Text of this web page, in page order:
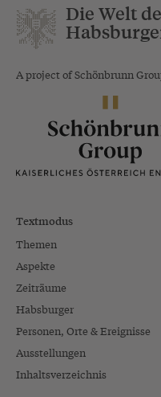
Die Welt
A project of Schönbrunn
Textmodus
Themen
Aspekte
Zeiträume
Habsburger
Personen, Orte & Ereignisse
Ausstellungen
Inhaltsverzeichnis